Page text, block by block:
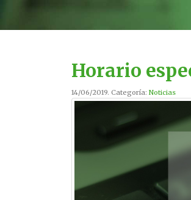
Horario
14/06/2019. Categoría: Noticias